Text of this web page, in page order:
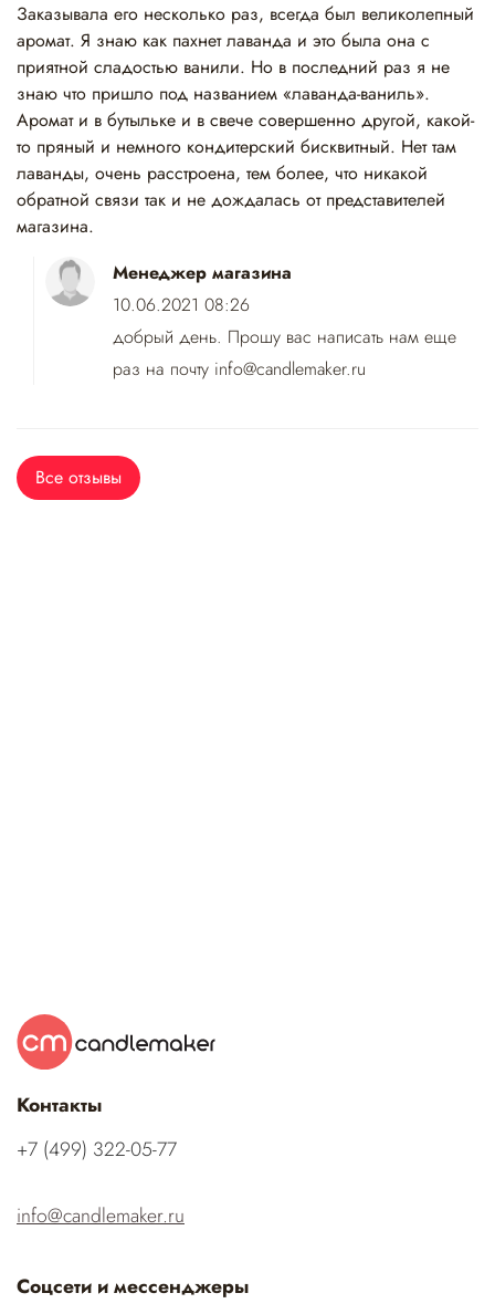
Заказывала его несколько раз, всегда был великолепный
аромат. Я знаю как пахнет лаванда и это была она с
приятной сладостью ванили. Но в последний раз я не
знаю что пришло под названием «лаванда-ваниль».
Аромат и в бутыльке и в свече совершенно другой, какой-
то пряный и немного кондитерский бисквитный. Нет там
лаванды, очень расстроена, тем более, что никакой
обратной связи так и не дождалась от представителей
магазина.
Менеджер магазина
10.06.2021 08:26
добрый день. Прошу вас написать нам еще
раз на почту info@candlemaker.ru
Все отзывы
Контакты
‭+7 (499) 322-05-77‬
info@candlemaker.ru
Соцсети и мессенджеры